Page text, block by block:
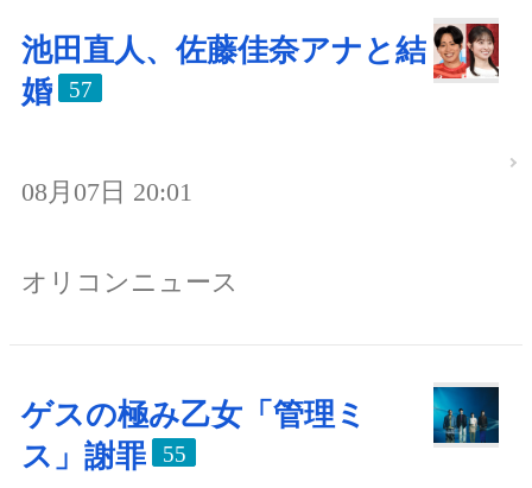
池田直人、佐藤佳奈アナと結
婚
57
08月07日 20:01
オリコンニュース
ゲスの極み乙女「管理ミ
ス」謝罪
55